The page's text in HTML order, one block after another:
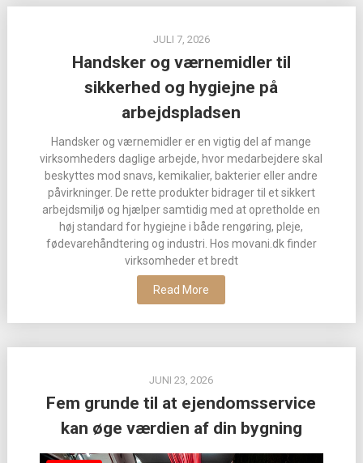
JULI 7, 2026
Handsker og værnemidler til
sikkerhed og hygiejne på
arbejdspladsen
Handsker og værnemidler er en vigtig del af mange
virksomheders daglige arbejde, hvor medarbejdere skal
beskyttes mod snavs, kemikalier, bakterier eller andre
påvirkninger. De rette produkter bidrager til et sikkert
arbejdsmiljø og hjælper samtidig med at opretholde en
høj standard for hygiejne i både rengøring, pleje,
fødevarehåndtering og industri. Hos movani.dk finder
virksomheder et bredt
Read More
JUNI 23, 2026
Fem grunde til at ejendomsservice
kan øge værdien af din bygning